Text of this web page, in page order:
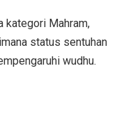
kategori Mahram,
status sentuhan
wudhu.